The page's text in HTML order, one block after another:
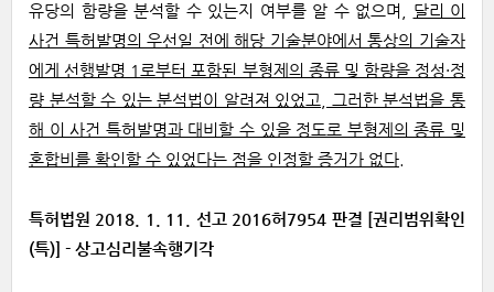
유당의 함량을 분석할 수 있는지 여부를 알 수 없으며, 달리 이
사건 특허발명의 우선일 전에 해당 기술분야에서 통상의 기술자
에게 선행발명 1로부터 포함된 부형제의 종류 및 함량을 정성·정
량 분석할 수 있는 분석법이 알려져 있었고, 그러한 분석법을 통
해 이 사건 특허발명과 대비할 수 있을 정도로 부형제의 종류 및
혼합비를 확인할 수 있었다는 점을 인정할 증거가 없다
특허법원 2018. 1. 11. 선고 2016허7954 판결 [권리범위확인
(특)] - 상고심리불속행기각